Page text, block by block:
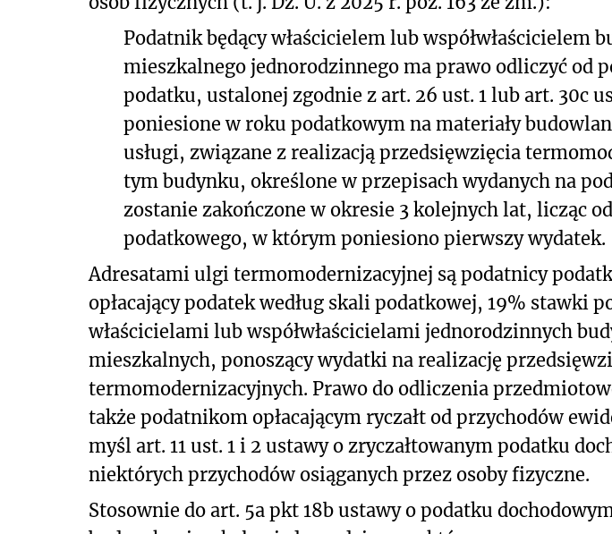
Podatnik będący właścicielem lub współwłaścicielem
mieszkalnego jednorodzinnego ma prawo odliczyć od
podatku, ustalonej zgodnie z art. 26 ust. 1 lub art. 30c
poniesione w roku podatkowym na materiały
usługi, związane z realizacją przedsięwzięcia
tym budynku, określone w przepisach wydanych na
zostanie zakończone w okresie 3 kolejnych lat, licząc
podatkowego, w którym poniesiono pierwszy wydatek.
Adresatami ulgi termomodernizacyjnej są podatnicy
opłacający podatek według skali podatkowej, 19% stawki
właścicielami lub współwłaścicielami jednorodzinnych
mieszkalnych, ponoszący wydatki na realizację
termomodernizacyjnych. Prawo do odliczenia
także podatnikom opłacającym ryczałt od przychodów
myśl art. 11 ust. 1 i 2 ustawy o zryczałtowanym podatku
niektórych przychodów osiąganych przez osoby fizyczne.
Stosownie do art. 5a pkt 18b ustawy o podatku